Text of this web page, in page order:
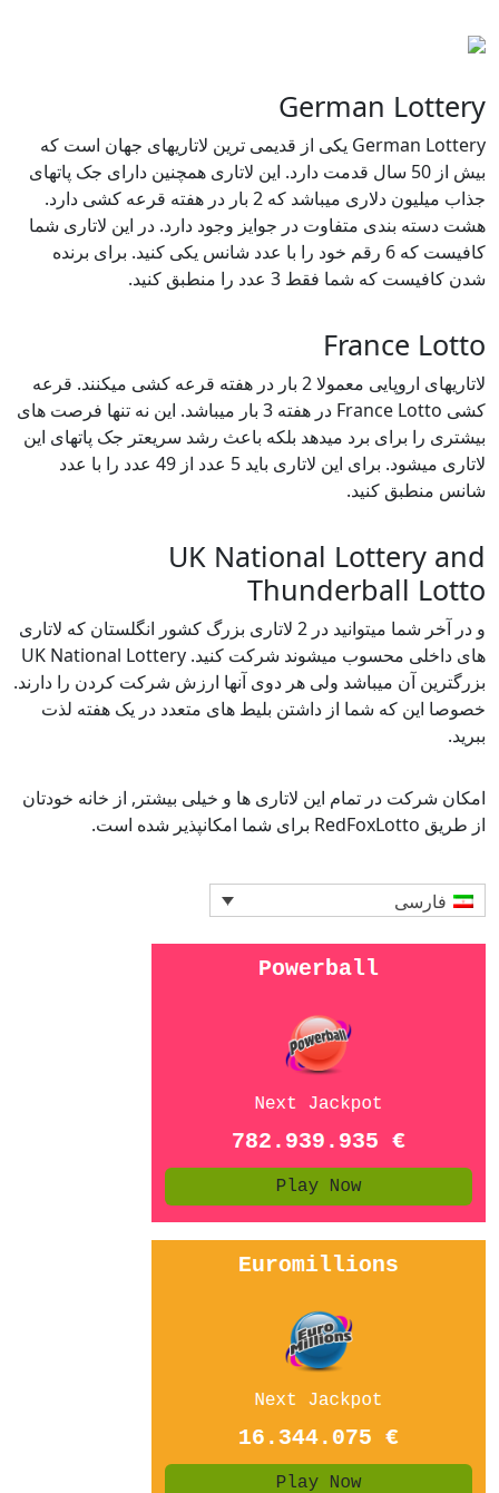
German Lottery
German Lottery یکی از قدیمی ترین لاتاریهای جهان است که
بیش از 50 سال قدمت دارد. این لاتاری همچنین دارای جک پاتهای
جذاب میلیون دلاری میباشد که 2 بار در هفته قرعه کشی دارد.
هشت دسته بندی متفاوت در جوایز وجود دارد. در این لاتاری شما
کافیست که 6 رقم خود را با عدد شانس یکی کنید. برای برنده
شدن کافیست که شما فقط 3 عدد را منطبق کنید.
France Lotto
لاتاریهای اروپایی معمولا 2 بار در هفته قرعه کشی میکنند. قرعه
کشی France Lotto در هفته 3 بار میباشد. این نه تنها فرصت های
بیشتری را برای برد میدهد بلکه باعث رشد سریعتر جک پاتهای این
لاتاری میشود. برای این لاتاری باید 5 عدد از 49 عدد را با عدد
شانس منطبق کنید.
UK National Lottery and
Thunderball Lotto
و در آخر شما میتوانید در 2 لاتاری بزرگ کشور انگلستان که لاتاری
های داخلی محسوب میشوند شرکت کنید. UK National Lottery
بزرگترین آن میباشد ولی هر دوی آنها ارزش شرکت کردن را دارند.
خصوصا این که شما از داشتن بلیط های متعدد در یک هفته لذت
ببرید.
امکان شرکت در تمام این لاتاری ها و خیلی بیشتر, از خانه خودتان
از طریق RedFoxLotto برای شما امکانپذیر شده است.
فارسی